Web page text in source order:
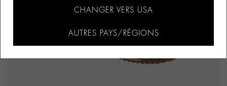
CHANGER VERS USA
AUTRES PAYS/RÉGIONS